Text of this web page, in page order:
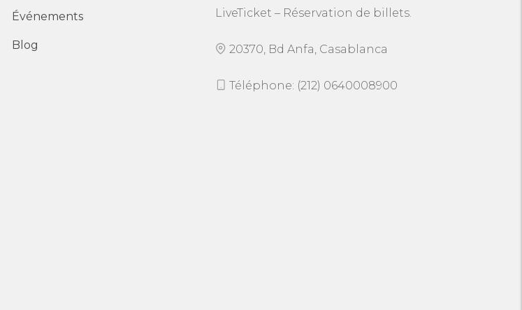
Événements
Blog
LiveTicket – Réservation de billets.
20370, Bd Anfa, Casablanca
Téléphone: (212) 0640008900